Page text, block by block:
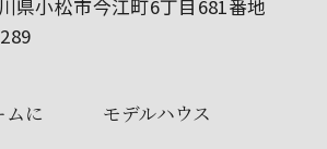
県小松市今江町6丁目681番地
ムに
モデルハウス